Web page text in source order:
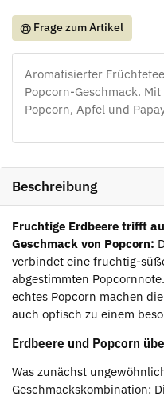
Frage zum Artikel
Aromatisierter
Popcorn-Geschmack.
Popcorn, Apfel und
Beschreibung
Fruchtige Erdbeere trifft
Geschmack von Popcorn:
verbindet eine fruchtig-
abgestimmten
echtes Popcorn machen
auch optisch zu einem
Erdbeere und Popcorn
Was zunächst
Geschmackskombination: